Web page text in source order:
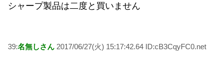
シャープ製品は二度と買いません
39:名無しさん 2017/06/27(火) 15:17:42.64 ID:cB3CqyFC0.net